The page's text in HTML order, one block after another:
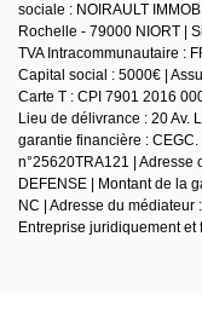
sociale : NOIRAULT
Rochelle - 79000 NIORT |
TVA Intracommunautaire :
Capital social : 5000€ |
Carte T : CPI 7901 2016
Lieu de délivrance : 20 Av.
garantie financière :
n°25620TRA121 | Adresse
DEFENSE | Montant de la
NC | Adresse du médiateur
Entreprise juridiquement